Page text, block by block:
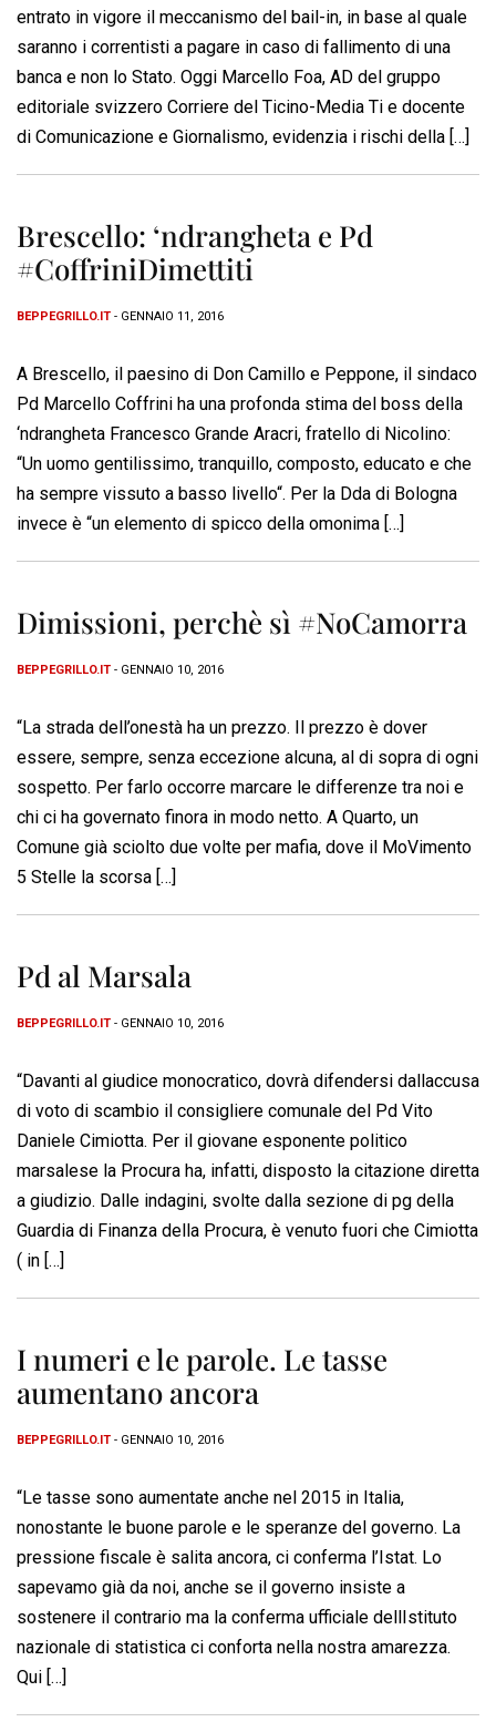
entrato in vigore il meccanismo del bail-in, in base al quale
saranno i correntisti a pagare in caso di fallimento di una
banca e non lo Stato. Oggi Marcello Foa, AD del gruppo
editoriale svizzero Corriere del Ticino-Media Ti e docente
di Comunicazione e Giornalismo, evidenzia i rischi della […]
Brescello: ‘ndrangheta e Pd
#CoffriniDimettiti
BEPPEGRILLO.IT - GENNAIO 11, 2016
A Brescello, il paesino di Don Camillo e Peppone, il sindaco
Pd Marcello Coffrini ha una profonda stima del boss della
‘ndrangheta Francesco Grande Aracri, fratello di Nicolino:
“Un uomo gentilissimo, tranquillo, composto, educato e che
ha sempre vissuto a basso livello“. Per la Dda di Bologna
invece è “un elemento di spicco della omonima […]
Dimissioni, perchè sì #NoCamorra
BEPPEGRILLO.IT - GENNAIO 10, 2016
“La strada dell’onestà ha un prezzo. Il prezzo è dover
essere, sempre, senza eccezione alcuna, al di sopra di ogni
sospetto. Per farlo occorre marcare le differenze tra noi e
chi ci ha governato finora in modo netto. A Quarto, un
Comune già sciolto due volte per mafia, dove il MoVimento
5 Stelle la scorsa […]
Pd al Marsala
BEPPEGRILLO.IT - GENNAIO 10, 2016
“Davanti al giudice monocratico, dovrà difendersi dallaccusa
di voto di scambio il consigliere comunale del Pd Vito
Daniele Cimiotta. Per il giovane esponente politico
marsalese la Procura ha, infatti, disposto la citazione diretta
a giudizio. Dalle indagini, svolte dalla sezione di pg della
Guardia di Finanza della Procura, è venuto fuori che Cimiotta
( in […]
I numeri e le parole. Le tasse
aumentano ancora
BEPPEGRILLO.IT - GENNAIO 10, 2016
“Le tasse sono aumentate anche nel 2015 in Italia,
nonostante le buone parole e le speranze del governo. La
pressione fiscale è salita ancora, ci conferma l’Istat. Lo
sapevamo già da noi, anche se il governo insiste a
sostenere il contrario ma la conferma ufficiale dellIstituto
nazionale di statistica ci conforta nella nostra amarezza.
Qui […]